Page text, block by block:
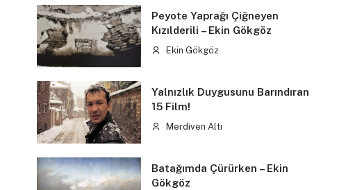
Peyote Yaprağı Çiğneyen
Kızılderili – Ekin Gökgöz
Ekin Gökgöz
Yalnızlık Duygusunu Barındıran
15 Film!
Merdiven Altı
Batağımda Çürürken – Ekin
Gökgöz